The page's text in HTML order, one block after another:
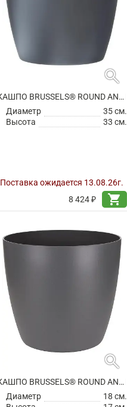
search
КАШПО BRUSSELS® ROUND ANTHRACITE НА КОЛЕСИКАХ
Диаметр
35 см.
Высота
33 см.
Поставка ожидается 13.08.26г.
8 424 ₽
shopping_cart
search
КАШПО BRUSSELS® ROUND ANTHRACITE
Диаметр
18 см.